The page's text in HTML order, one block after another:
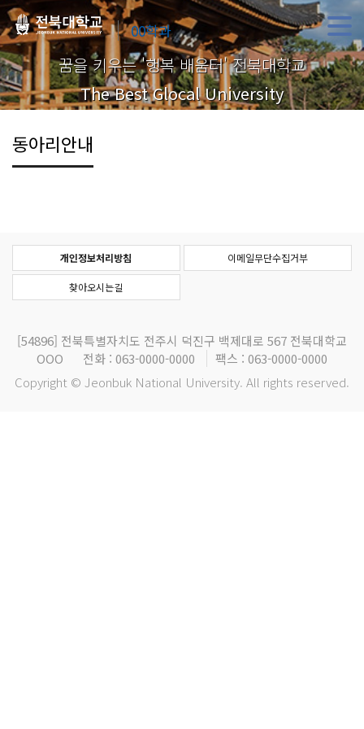
00학과
꿈을 키우는 '행복 배움터' 전북대학교
The Best Glocal University
동아리안내
개인정보처리방침 이메일무단수집거부
찾아오시는길
[54896] 전북특별자치도 전주시 덕진구 백제대로 567 전북대학교
OOO
전화 : 063-0000-0000
팩스 : 063-0000-0000
Copyright © Jeonbuk National University. All rights reserved.